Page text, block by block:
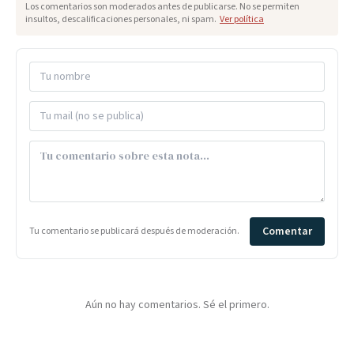
Los comentarios son moderados antes de publicarse. No se permiten
insultos, descalificaciones personales, ni spam. Ver política
Tu comentario se publicará después de moderación. Comentar
Aún no hay comentarios. Sé el primero.